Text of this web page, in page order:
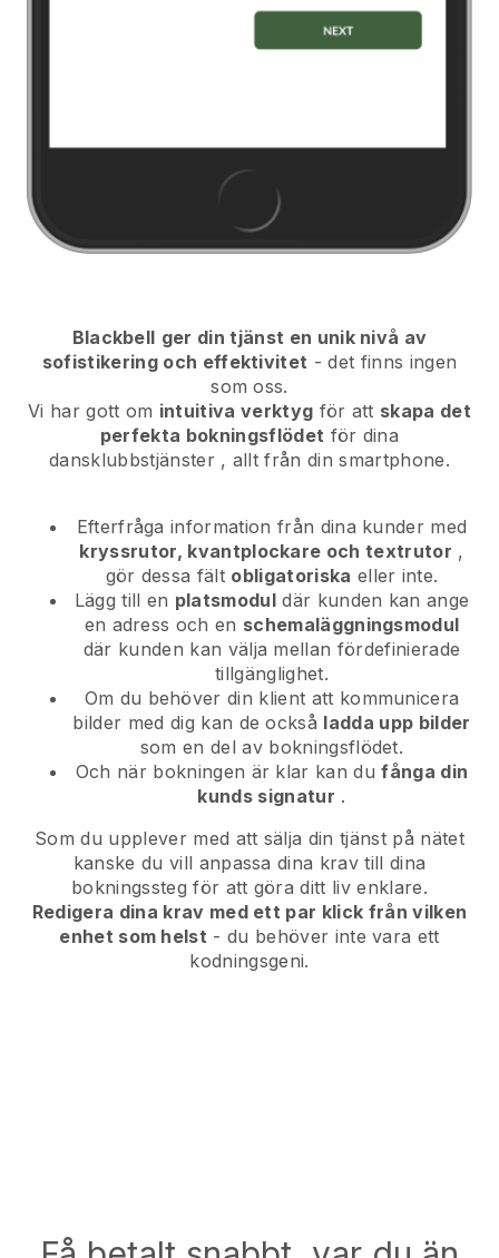
Blackbell ger din tjänst en unik nivå av
sofistikering och effektivitet - det finns ingen
som oss.
Vi har gott om intuitiva verktyg för att skapa det
perfekta bokningsflödet för dina
dansklubbstjänster, allt från din smartphone.
Efterfråga information från dina kunder med
kryssrutor, kvantplockare och textrutor ,
gör dessa fält obligatoriska eller inte.
Lägg till en platsmoduldär kunden kan ange
en adress och en schemaläggningsmodul
där kunden kan välja mellan fördefinierade
tillgänglighet.
Om du behöver din klient att kommunicera
bilder med dig kan de också ladda upp bilder
som en del av bokningsflödet.
Och när bokningen är klar kan dufånga din
kunds signatur .
Som du upplever med att sälja din tjänst på nätet
kanske du vill anpassa dina krav till dina
bokningssteg för att göra ditt liv enklare.
Redigera dina krav med ett par klick från vilken
enhet som helst - du behöver inte vara ett
kodningsgeni.